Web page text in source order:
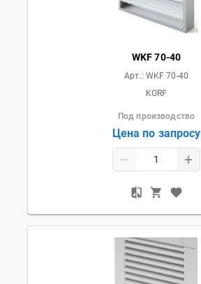
WKF 70-40
Арт.: WKF 70-40
KORF
Под производство
Цена по запросу